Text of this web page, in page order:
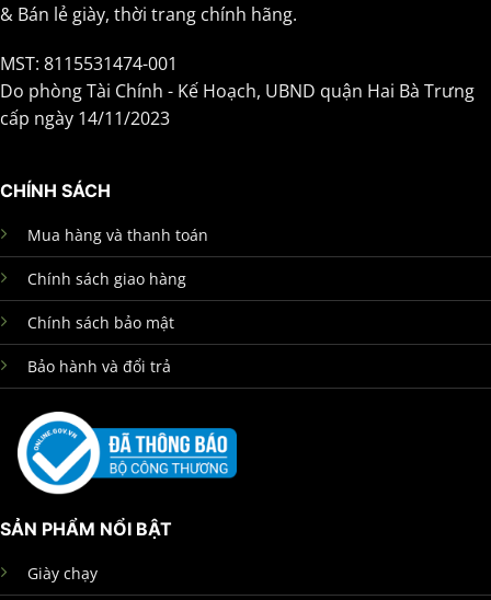
& Bán lẻ giày, thời trang chính hãng.
MST: 8115531474-001
Do phòng Tài Chính - Kế Hoạch, UBND quận Hai Bà Trưng
cấp ngày 14/11/2023
CHÍNH SÁCH
Mua hàng và thanh toán
Chính sách giao hàng
Chính sách bảo mật
Bảo hành và đổi trả
SẢN PHẨM NỔI BẬT
Giày chạy